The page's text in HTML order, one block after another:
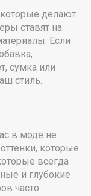
делают
ставят на
Если
сумка или
стиль.
в моде не
которые
всегда
и глубокие
часто